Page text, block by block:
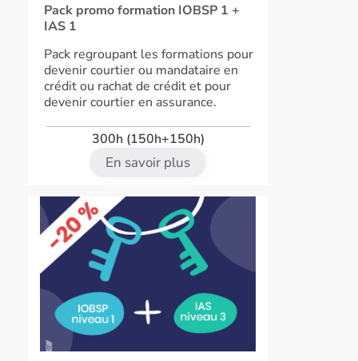
Pack promo formation IOBSP 1 +
IAS 1
Pack regroupant les formations pour
devenir courtier ou mandataire en
crédit ou rachat de crédit et pour
devenir courtier en assurance.
300h (150h+150h)
En savoir plus